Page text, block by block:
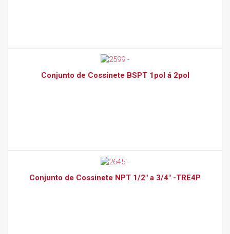
Conjunto de Cossinete BSPT 1pol á 2pol
Conjunto de Cossinete NPT 1/2" a 3/4" -TRE4P